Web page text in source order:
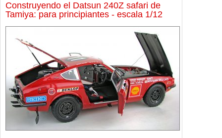
Construyendo el Datsun 240Z safari de
Tamiya: para principiantes - escala 1/12